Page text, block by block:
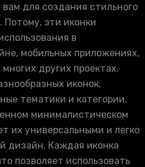
для создания стильного
Потому, эти иконки
в
мобильных приложениях,
других проектах.
иконок,
тематики и категории.
минималистическом
их универсальными и легко
дизайн. Каждая иконка
позволяет использовать